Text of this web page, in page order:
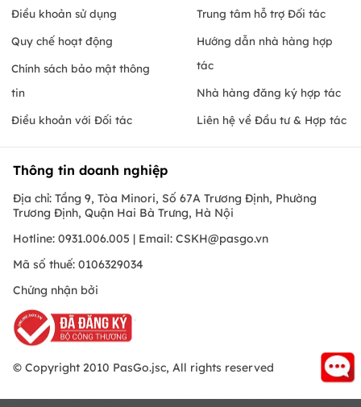
Điều khoản sử dụng
Quy chế hoạt động
Chính sách bảo mật thông
tin
Điều khoản với Đối tác
Trung tâm hỗ trợ Đối tác
Hướng dẫn nhà hàng hợp
tác
Nhà hàng đăng ký hợp tác
Liên hệ về Đầu tư & Hợp tác
Thông tin doanh nghiệp
Địa chỉ: Tầng 9, Tòa Minori, Số 67A Trương Định, Phường
Trương Định, Quận Hai Bà Trưng, Hà Nội
Hotline: 0931.006.005 | Email: CSKH@pasgo.vn
Mã số thuế: 0106329034
Chứng nhận bởi
© Copyright 2010 PasGo.jsc, All rights reserved